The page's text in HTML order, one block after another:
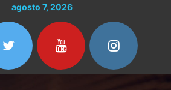
agosto 7, 2026